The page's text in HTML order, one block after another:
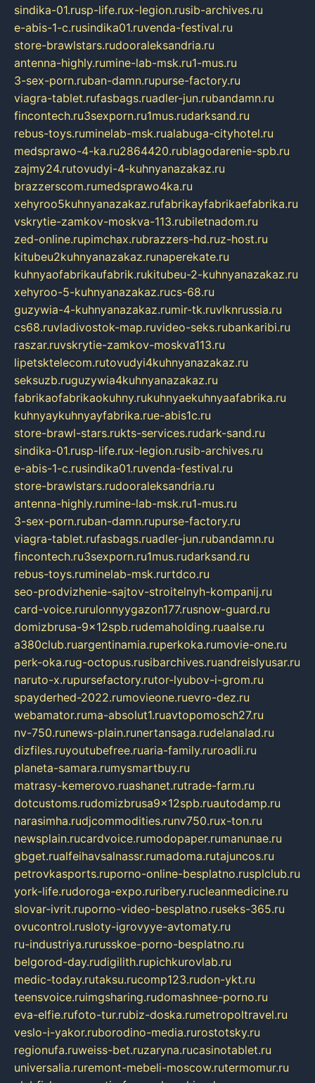
sindika-01.rusp-life.rux-legion.rusib-archives.ru
e-abis-1-c.rusindika01.ruvenda-festival.ru
store-brawlstars.rudooraleksandria.ru
antenna-highly.rumine-lab-msk.ru1-mus.ru
3-sex-porn.ruban-damn.rupurse-factory.ru
viagra-tablet.rufasbags.ruadler-jun.rubandamn.ru
fincontech.ru3sexporn.ru1mus.rudarksand.ru
rebus-toys.ruminelab-msk.rualabuga-cityhotel.ru
medsprawo-4-ka.ru2864420.rublagodarenie-spb.ru
zajmy24.rutovudyi-4-kuhnyanazakaz.ru
brazzerscom.rumedsprawo4ka.ru
xehyroo5kuhnyanazakaz.rufabrikayfabrikaefabrika.ru
vskrytie-zamkov-moskva-113.rubiletnadom.ru
zed-online.rupimchax.rubrazzers-hd.ruz-host.ru
kitubeu2kuhnyanazakaz.runaperekate.ru
kuhnyaofabrikaufabrik.rukitubeu-2-kuhnyanazakaz.ru
xehyroo-5-kuhnyanazakaz.rucs-68.ru
guzywia-4-kuhnyanazakaz.rumir-tk.ruvlknrussia.ru
cs68.ruvladivostok-map.ruvideo-seks.rubankaribi.ru
raszar.ruvskrytie-zamkov-moskva113.ru
lipetsktelecom.rutovudyi4kuhnyanazakaz.ru
seksuzb.ruguzywia4kuhnyanazakaz.ru
fabrikaofabrikaokuhny.rukuhnyaekuhnyaafabrika.ru
kuhnyaykuhnyayfabrika.rue-abis1c.ru
store-brawl-stars.rukts-services.rudark-sand.ru
sindika-01.rusp-life.rux-legion.rusib-archives.ru
e-abis-1-c.rusindika01.ruvenda-festival.ru
store-brawlstars.rudooraleksandria.ru
antenna-highly.rumine-lab-msk.ru1-mus.ru
3-sex-porn.ruban-damn.rupurse-factory.ru
viagra-tablet.rufasbags.ruadler-jun.rubandamn.ru
fincontech.ru3sexporn.ru1mus.rudarksand.ru
rebus-toys.ruminelab-msk.rurtdco.ru
seo-prodvizhenie-sajtov-stroitelnyh-kompanij.ru
card-voice.rurulonnyygazon177.rusnow-guard.ru
domizbrusa-9x12spb.rudemaholding.ruaalse.ru
a380club.ruargentinamia.ruperkoka.rumovie-one.ru
perk-oka.rug-octopus.rusibarchives.ruandreislyusar.ru
naruto-x.rupursefactory.rutor-lyubov-i-grom.ru
spayderhed-2022.rumovieone.ruevro-dez.ru
webamator.ruma-absolut1.ruavtopomosch27.ru
nv-750.runews-plain.runertansaga.rudelanalad.ru
dizfiles.ruyoutubefree.ruaria-family.ruroadli.ru
planeta-samara.rumysmartbuy.ru
matrasy-kemerovo.ruashanet.rutrade-farm.ru
dotcustoms.rudomizbrusa9x12spb.ruautodamp.ru
narasimha.rudjcommodities.runv750.rux-ton.ru
newsplain.rucardvoice.rumodopaper.rumanunae.ru
gbget.rualfeihavsalnassr.rumadoma.rutajuncos.ru
petrovkasports.ruporno-online-besplatno.rusplclub.ru
york-life.rudoroga-expo.ruribery.rucleanmedicine.ru
slovar-ivrit.ruporno-video-besplatno.ruseks-365.ru
ovucontrol.rusloty-igrovyye-avtomaty.ru
ru-industriya.rurusskoe-porno-besplatno.ru
belgorod-day.rudigilith.rupichkurovlab.ru
medic-today.rutaksu.rucomp123.rudon-ykt.ru
teensvoice.ruimgsharing.rudomashnee-porno.ru
eva-elfie.rufoto-tur.rubiz-doska.rumetropoltravel.ru
veslo-i-yakor.ruborodino-media.rurostotsky.ru
regionufa.ruweiss-bet.ruzaryna.rucasinotablet.ru
universalia.ruremont-mebeli-moscow.rutermomur.ru